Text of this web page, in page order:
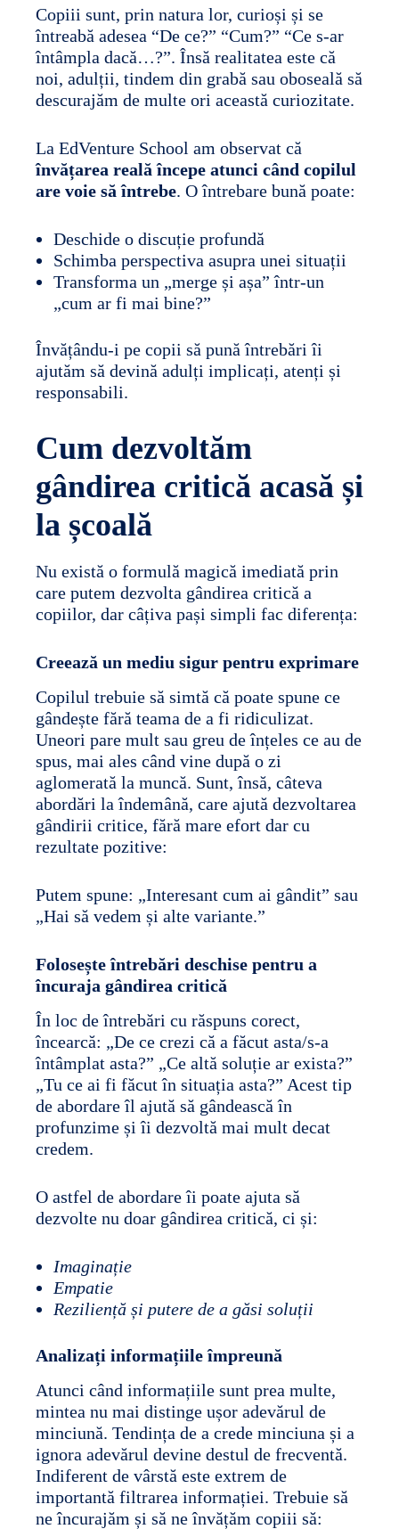
Copiii sunt, prin natura lor, curioși și se
întreabă adesea “De ce?” “Cum?” “Ce s-ar
întâmpla dacă…?”. Însă realitatea este că
noi, adulții, tindem din grabă sau oboseală să
descurajăm de multe ori această curiozitate.
La EdVenture School am observat că
învățarea reală începe atunci când copilul
are voie să întrebe. O întrebare bună poate:
Deschide o discuție profundă
Schimba perspectiva asupra unei situații
Transforma un „merge și așa” într-un
„cum ar fi mai bine?”
Învățându-i pe copii să pună întrebări îi
ajutăm să devină adulți implicați, atenți și
responsabili.
Cum dezvoltăm
gândirea critică acasă și
la școală
Nu există o formulă magică imediată prin
care putem dezvolta gândirea critică a
copiilor, dar câțiva pași simpli fac diferența:
Creează un mediu sigur pentru exprimare
Copilul trebuie să simtă că poate spune ce
gândește fără teama de a fi ridiculizat.
Uneori pare mult sau greu de înțeles ce au de
spus, mai ales când vine după o zi
aglomerată la muncă. Sunt, însă, câteva
abordări la îndemână, care ajută dezvoltarea
gândirii critice, fără mare efort dar cu
rezultate pozitive:
Putem spune: „Interesant cum ai gândit” sau
„Hai să vedem și alte variante.”
Folosește întrebări deschise pentru a
încuraja gândirea critică
În loc de întrebări cu răspuns corect,
încearcă: „De ce crezi că a făcut asta/s-a
întâmplat asta?” „Ce altă soluție ar exista?”
„Tu ce ai fi făcut în situația asta?” Acest tip
de abordare îl ajută să gândească în
profunzime și îi dezvoltă mai mult decat
credem.
O astfel de abordare îi poate ajuta să
dezvolte nu doar gândirea critică, ci și:
Imaginație
Empatie
Reziliență și putere de a găsi soluții
Analizați informațiile împreună
Atunci când informațiile sunt prea multe,
mintea nu mai distinge ușor adevărul de
minciună. Tendința de a crede minciuna și a
ignora adevărul devine destul de frecventă.
Indiferent de vârstă este extrem de
importantă filtrarea informației. Trebuie să
ne încurajăm și să ne învățăm copiii să: